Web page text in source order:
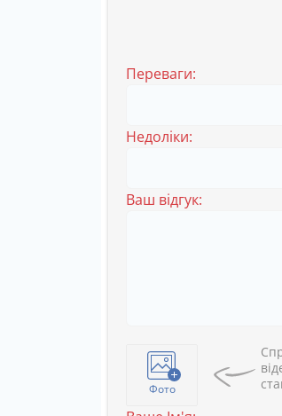
Переваги:
Недоліки:
Ваш відгук:
Фото